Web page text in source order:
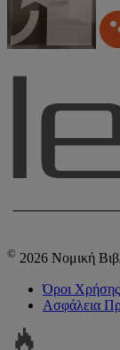
© 2026 Νομική
Όροι Χρήσης
Ασφάλεια